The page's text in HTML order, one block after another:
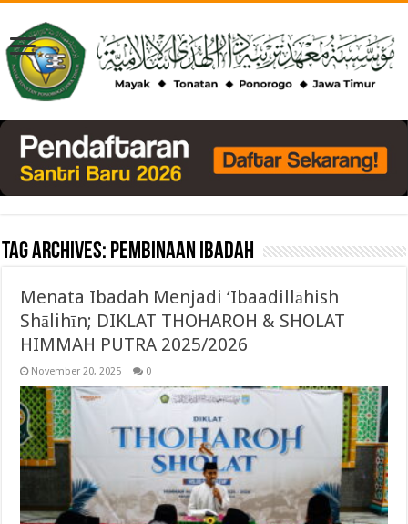
Tag Archives: pembinaan ibadah
Menata Ibadah Menjadi ‘Ibaadillāhish
Shālihīn; DIKLAT THOHAROH & SHOLAT
HIMMAH PUTRA 2025/2026
November 20, 2025 0